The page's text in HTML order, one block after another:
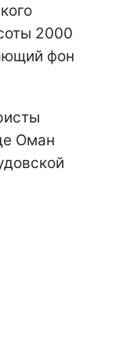
2000
фон
Оман